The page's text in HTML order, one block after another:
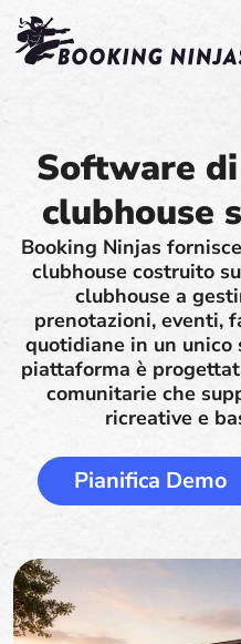
Software
clubhouse
Booking Ninjas
clubhouse costruito
clubhouse a
prenotazioni, eventi,
quotidiane in un unico
piattaforma è
comunitarie che
ricreative e
Pianifica Demo